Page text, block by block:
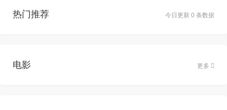
今日更新 0 条数据
热门推荐
电影 更多